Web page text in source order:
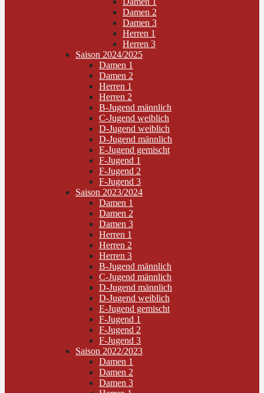
Damen 2
Damen 3
Herren 1
Herren 3
Saison 2024/2025
Damen 1
Damen 2
Herren 1
Herren 2
B-Jugend männlich
C-Jugend weiblich
D-Jugend weiblich
D-Jugend männlich
E-Jugend gemischt
F-Jugend 1
F-Jugend 2
F-Jugend 3
Saison 2023/2024
Damen 1
Damen 2
Damen 3
Herren 1
Herren 2
Herren 3
B-Jugend männlich
C-Jugend männlich
D-Jugend männlich
D-Jugend weiblich
E-Jugend gemischt
F-Jugend 1
F-Jugend 2
F-Jugend 3
Saison 2022/2023
Damen 1
Damen 2
Damen 3